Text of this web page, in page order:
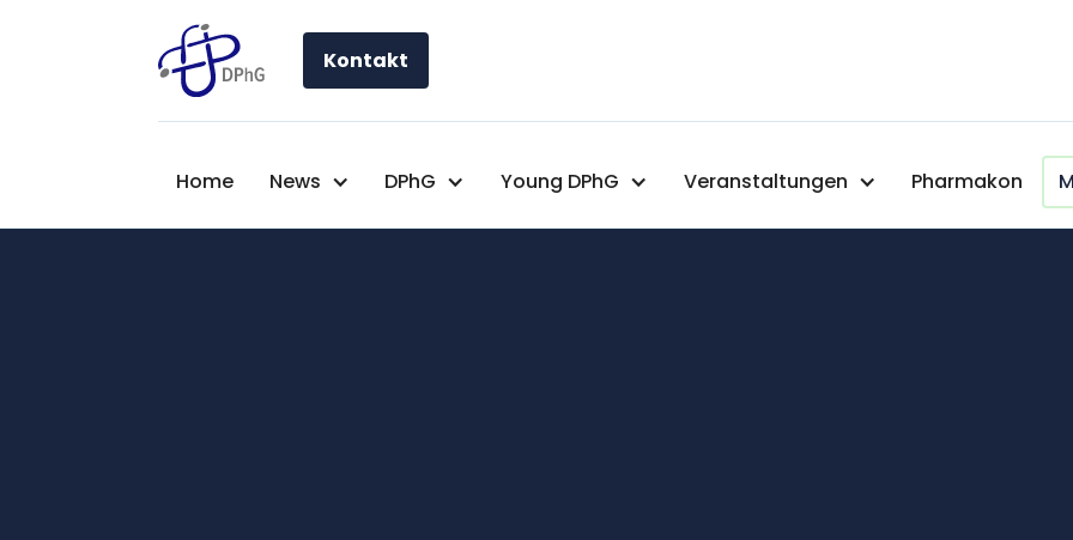
Kontakt
Home News DPhG Young DPhG Veranstaltungen Pharmakon